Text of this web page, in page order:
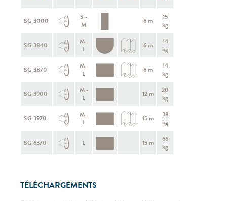
SG 3000
S -
M
6 m
15
kg
SG 3840
M -
L
6 m
14
kg
SG 3870
M -
L
6 m
14
kg
SG 3900
M -
L
12 m
20
kg
SG 3970
M -
L
15 m
38
kg
SG 6370 L 15 m
66
kg
TÉLÉCHARGEMENTS